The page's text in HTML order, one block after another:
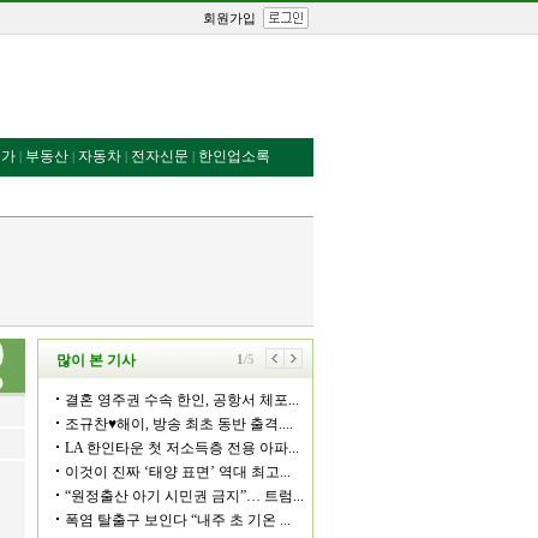
회원가입
| 부동산 | 자동차 | 전자신문 | 한인업소록